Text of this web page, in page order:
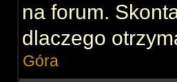
na forum.
dlaczego
Góra